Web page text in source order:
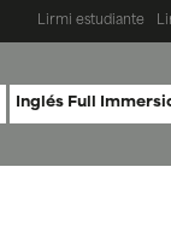
Lirmi estudiante
Inglés Full